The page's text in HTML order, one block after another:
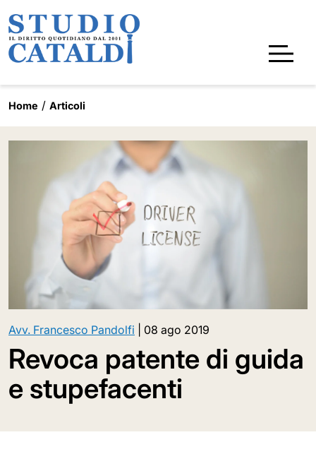
Home Articoli
Avv. Francesco Pandolfi 08 ago 2019
Revoca patente di guida
e stupefacenti